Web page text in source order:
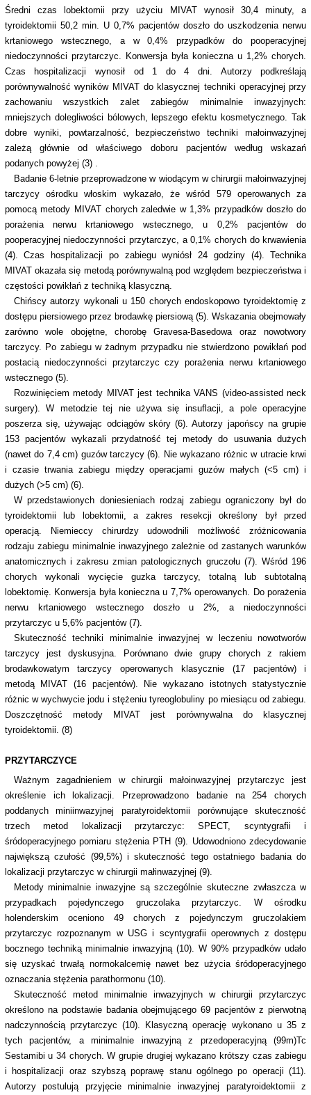
Średni czas lobektomii przy użyciu MIVAT wynosił 30,4 minuty, a
tyroidektomii 50,2 min. U 0,7% pacjentów doszło do uszkodzenia nerwu
krtaniowego wstecznego, a w 0,4% przypadków do pooperacyjnej
niedoczynności przytarczyc. Konwersja była konieczna u 1,2% chorych.
Czas hospitalizacji wynosił od 1 do 4 dni. Autorzy podkreślają
porównywalność wyników MIVAT do klasycznej techniki operacyjnej przy
zachowaniu wszystkich zalet zabiegów minimalnie inwazyjnych:
mniejszych dolegliwości bólowych, lepszego efektu kosmetycznego. Tak
dobre wyniki, powtarzalność, bezpieczeństwo techniki małoinwazyjnej
zależą głównie od właściwego doboru pacjentów według wskazań
podanych powyżej (3) .
Badanie 6-letnie przeprowadzone w wiodącym w chirurgii małoinwazyjnej
tarczycy ośrodku włoskim wykazało, że wśród 579 operowanych za
pomocą metody MIVAT chorych zaledwie w 1,3% przypadków doszło do
porażenia nerwu krtaniowego wstecznego, u 0,2% pacjentów do
pooperacyjnej niedoczynności przytarczyc, a 0,1% chorych do krwawienia
(4). Czas hospitalizacji po zabiegu wyniósł 24 godziny (4). Technika
MIVAT okazała się metodą porównywalną pod względem bezpieczeństwa i
częstości powikłań z techniką klasyczną.
Chińscy autorzy wykonali u 150 chorych endoskopowo tyroidektomię z
dostępu piersiowego przez brodawkę piersiową (5). Wskazania obejmowały
zarówno wole obojętne, chorobę Gravesa-Basedowa oraz nowotwory
tarczycy. Po zabiegu w żadnym przypadku nie stwierdzono powikłań pod
postacią niedoczynności przytarczyc czy porażenia nerwu krtaniowego
wstecznego (5).
Rozwinięciem metody MIVAT jest technika VANS (video-assisted neck
surgery). W metodzie tej nie używa się insuflacji, a pole operacyjne
poszerza się, używając odciągów skóry (6). Autorzy japońscy na grupie
153 pacjentów wykazali przydatność tej metody do usuwania dużych
(nawet do 7,4 cm) guzów tarczycy (6). Nie wykazano różnic w utracie krwi
i czasie trwania zabiegu między operacjami guzów małych (<5 cm) i
dużych (>5 cm) (6).
W przedstawionych doniesieniach rodzaj zabiegu ograniczony był do
tyroidektomii lub lobektomii, a zakres resekcji określony był przed
operacją. Niemieccy chirurdzy udowodnili możliwość zróżnicowania
rodzaju zabiegu minimalnie inwazyjnego zależnie od zastanych warunków
anatomicznych i zakresu zmian patologicznych gruczołu (7). Wśród 196
chorych wykonali wycięcie guzka tarczycy, totalną lub subtotalną
lobektomię. Konwersja była konieczna u 7,7% operowanych. Do porażenia
nerwu krtaniowego wstecznego doszło u 2%, a niedoczynności
przytarczyc u 5,6% pacjentów (7).
Skuteczność techniki minimalnie inwazyjnej w leczeniu nowotworów
tarczycy jest dyskusyjna. Porównano dwie grupy chorych z rakiem
brodawkowatym tarczycy operowanych klasycznie (17 pacjentów) i
metodą MIVAT (16 pacjentów). Nie wykazano istotnych statystycznie
różnic w wychwycie jodu i stężeniu tyreoglobuliny po miesiącu od zabiegu.
Doszczętność metody MIVAT jest porównywalna do klasycznej
tyroidektomii. (8)
PRZYTARCZYCE
Ważnym zagadnieniem w chirurgii małoinwazyjnej przytarczyc jest
określenie ich lokalizacji. Przeprowadzono badanie na 254 chorych
poddanych miniinwazyjnej paratyroidektomii porównujące skuteczność
trzech metod lokalizacji przytarczyc: SPECT, scyntygrafii i
śródoperacyjnego pomiaru stężenia PTH (9). Udowodniono zdecydowanie
największą czułość (99,5%) i skuteczność tego ostatniego badania do
lokalizacji przytarczyc w chirurgii małinwazyjnej (9).
Metody minimalnie inwazyjne są szczególnie skuteczne zwłaszcza w
przypadkach pojedynczego gruczolaka przytarczyc. W ośrodku
holenderskim oceniono 49 chorych z pojedynczym gruczolakiem
przytarczyc rozpoznanym w USG i scyntygrafii operownych z dostępu
bocznego techniką minimalnie inwazyjną (10). W 90% przypadków udało
się uzyskać trwałą normokalcemię nawet bez użycia śródoperacyjnego
oznaczania stężenia parathormonu (10).
Skuteczność metod minimalnie inwazyjnych w chirurgii przytarczyc
określono na podstawie badania obejmującego 69 pacjentów z pierwotną
nadczynnością przytarczyc (10). Klasyczną operację wykonano u 35 z
tych pacjentów, a minimalnie inwazyjną z przedoperacyjną (99m)Tc
Sestamibi u 34 chorych. W grupie drugiej wykazano krótszy czas zabiegu
i hospitalizacji oraz szybszą poprawę stanu ogólnego po operacji (11).
Autorzy postulują przyjęcie minimalnie inwazyjnej paratyroidektomii z